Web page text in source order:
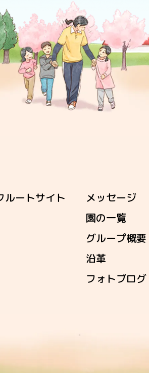
ルートサイト
メッセージ
園の一覧
グループ概要
沿革
フォトブログ